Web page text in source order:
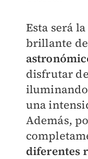
Esta será
brillante
disfrutar
una
Además,
diferentes